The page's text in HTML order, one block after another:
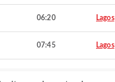
06:20 Lagos
07:45 Lagos